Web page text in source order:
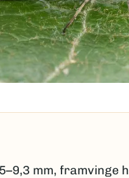
mm, framvinge